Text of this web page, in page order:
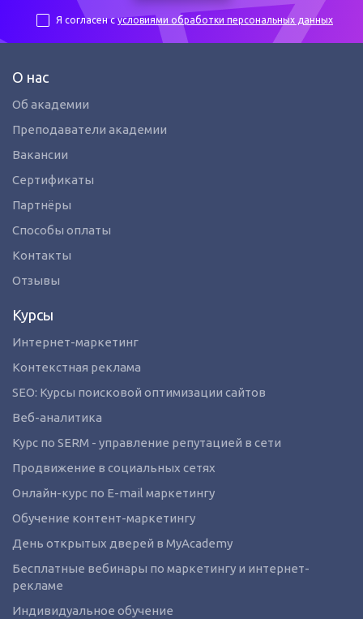
Я согласен сусловиями обработки персональных данных
О нас
Об академии
Преподаватели академии
Вакансии
Сертификаты
Партнёры
Способы оплаты
Контакты
Отзывы
Курсы
Интернет-маркетинг
Контекстная реклама
SEO: Курсы поисковой оптимизации сайтов
Веб-аналитика
Курс по SERM - управление репутацией в сети
Продвижение в социальных сетях
Онлайн-курс по E-mail маркетингу
Обучение контент-маркетингу
День открытых дверей в MyAcademy
Бесплатные вебинары по маркетингу и интернет-
рекламе
Индивидуальное обучение